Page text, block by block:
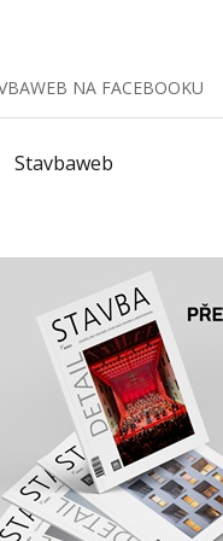
NA FACEBOOKU
Stavbaweb